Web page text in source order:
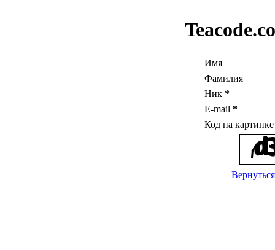
Имя
Фамилия
Ник *
E-mail *
Код на
Вернуться